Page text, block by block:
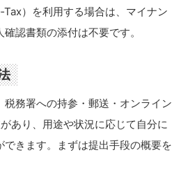
）を利用する場合は、マイナン
認書類の添付は不要です。
税務署への持参・郵送・オンライン
があり、用途や状況に応じて自分に
きます。まずは提出手段の概要を